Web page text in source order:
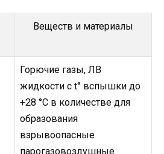
Веществ и материалы
Горючие газы, ЛВ
жидкости с t° вспышки до
+28 °С в количестве для
образования
взрывоопасные
парогазовоздушные